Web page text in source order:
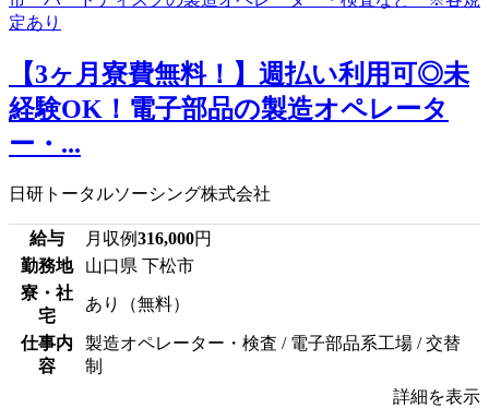
【3ヶ月寮費無料！】週払い利用可◎未
経験OK！電子部品の製造オペレータ
ー・...
日研トータルソーシング株式会社
給与 月収例316,000円
勤務地
山口県 下松市
寮・社
宅
あり（無料）
仕事内
容
製造オペレーター・検査 / 電子部品系工場 / 交替
制
詳細を表示